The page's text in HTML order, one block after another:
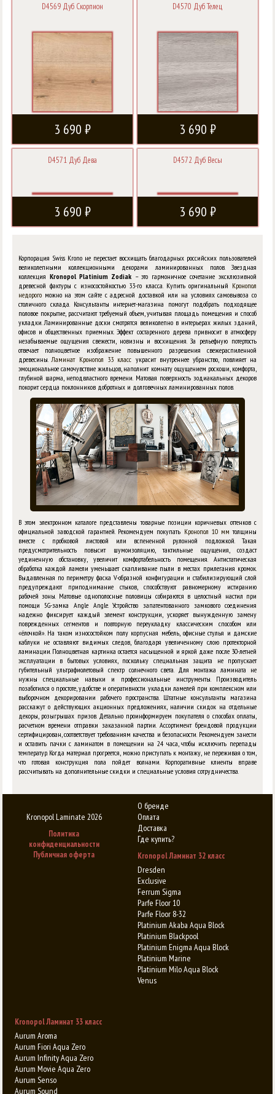
D4569 Дуб Скорпион
3 690 ₽
D4570 Дуб Телец
3 690 ₽
D4571 Дуб Дева
3 690 ₽
D4572 Дуб Весы
3 690 ₽
Корпорация Swiss Krono не перестает восхищать благодарных российских пользователей
великолепными коллекционными декорами ламинированных полов. Звездная
коллекция Kronopol Platinium Zodiak– это гармоничное сочетание эксклюзивной
древесной фактуры с износостойкостью 33-го класса. Купить оригинальный Кронопол
недорогоможно на этом сайте с адресной доставкой или на условиях самовывоза со
столичного склада. Консультанты интернет-магазина помогут подобрать подходящее
половое покрытие, рассчитают требуемый объем, учитывая площадь помещения и способ
укладки. Ламинированные доски смотрятся великолепно в интерьерах жилых зданий,
офисов и общественных приемных. Эффект состаренного дерева привносит в атмосферу
незабываемые ощущения свежести, новизны и восхищения. За рельефную потертость
отвечает полноцветное изображение повышенного разрешения свежераспиленной
древесины.Ламинат Кронопол 33 класс украсит внутреннее убранство, повлияет на
эмоциональное самочувствие жильцов, наполнит комнату ощущением роскоши, комфорта,
глубиной шарма, неподвластного времени. Матовая поверхность зодиакальных декоров
покорит сердца поклонников добротных и долговечных ламинированных полов.
В этом электронном каталоге представлены товарные позиции коричневых оттенков с
официальной заводской гарантией. Рекомендуем покупать Кронопол 10 мм толщины
вместе с пробковой листовой или вспененной рулонной подложкой. Такая
предусмотрительность повысит шумоизоляцию, тактильные ощущения, создаст
уединенную обстановку, увеличит комфортабельность помещения. Антистатическая
обработка каждой ламели уменьшает скапливание пыли в местах прилегания кромок.
Выдавленная по периметру фаска V-образной конфигурации и стабилизирующий слой
предупреждают приподнимание стыков, способствуют равномерному истиранию
рабочей зоны. Матовые однополосные половицы собираются в целостный настил при
помощи 5G-замка Angle Angle. Устройство запатентованного замкового соединения
надежно фиксирует каждый элемент конструкции, ускоряет вынужденную замену
поврежденных сегментов и повторную переукладку классическим способом или
«ёлочкой». На таком износостойком полу корпусная мебель, офисные стулья и дамские
каблуки не оставляют видимых следов, благодаря увеличенному слою протекторной
ламинации. Полноцветная картинка остается насыщенной и яркой даже после 30-летней
эксплуатации в бытовых условиях, поскольку специальная защита не пропускает
губительный ультрафиолетовый спектр солнечного света. Для монтажа ламината не
нужны специальные навыки и профессиональные инструменты. Производитель
позаботился о простоте, удобстве и оперативности укладки ламелей при комплексном или
выборочном декорировании рабочего пространства. Штатные консультанты магазина
расскажут о действующих акционных предложениях, наличии скидок на отдельные
декоры, розыгрышах призов. Детально проинформируем покупателя о способах оплаты,
расчетном времени отправки заказанной партии. Ассортимент брендовой продукции
сертифицирован, соответствует требованиям качества и безопасности. Рекомендуем занести
и оставить пачки с ламинатом в помещении на 24 часа, чтобы исключить перепады
температур. Когда материал прогреется, можно приступать к монтажу, не переживая о том,
что готовая конструкция пола пойдет волнами. Корпоративные клиенты вправе
рассчитывать на дополнительные скидки и специальные условия сотрудничества.
Kronopol Laminate 2026
Политика
конфиденциальности
Публичная оферта
О бренде
Оплата
Доставка
Где купить?
Kronopol Ламинат 32 класс
Dresden
Exclusive
Ferrum Sigma
Parfe Floor 10
Parfe Floor 8-32
Platinium Akaba Aqua Block
Platinium Blackpool
Platinium Enigma Aqua Block
Platinium Marine
Platinium Milo Aqua Block
Venus
Kronopol Ламинат 33 класс
Aurum Aroma
Aurum Fiori Aqua Zero
Aurum Infinity Aqua Zero
Aurum Movie Aqua Zero
Aurum Senso
Aurum Sound